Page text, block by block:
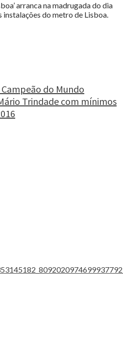
arranca na madrugada do dia
instalações do metro de Lisboa.
do Mundo
Trindade com mínimos